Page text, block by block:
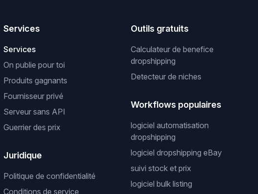
Services
Services
On publie pour toi
Produits gagnants
Fournisseur privé
Serveur sans API
Guerrier des prix
Juridique
Politique de confidentialité
Conditions de service
Outils gratuits
Calculateur de benefice
dropshipping
Detecteur de niches
Workflows populaires
logiciel automatisation
dropshipping
logiciel dropshipping eBay
suivi stock et prix
logiciel bulk listing